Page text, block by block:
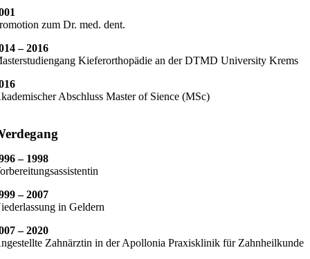
zum Dr. med. dent.
– 2016
Kieferorthopädie an der DTMD University Krems
Abschluss Master of Sience (MSc)
– 1998
– 2007
in Geldern
– 2020
Zahnärztin in der Apollonia Praxisklinik für Zahnheilkunde